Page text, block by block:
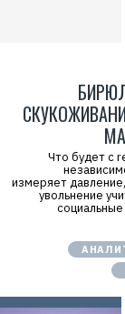
Что будет с
измеряет
увольнение